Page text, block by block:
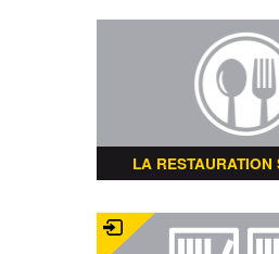
LA RESTAURATION